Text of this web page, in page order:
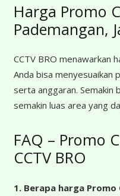
Harga Promo
Pademangan,
CCTV BRO menawarkan
Anda bisa menyesuaikan
serta anggaran. Semakin
semakin luas area yang
FAQ – Promo
CCTV BRO
1. Berapa harga Promo